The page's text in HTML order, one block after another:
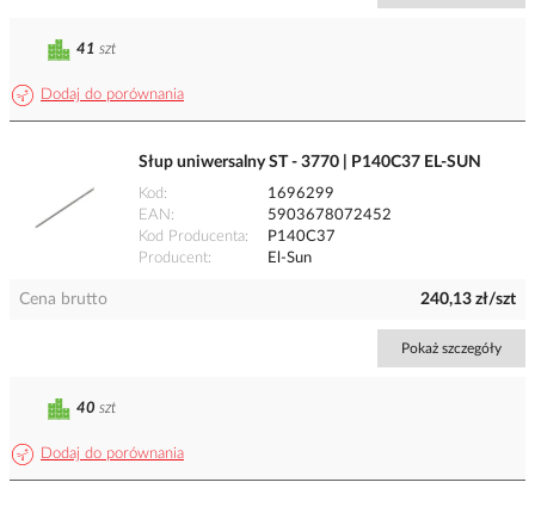
Dodaj do porównania
41 szt
Słup uniwersalny ST - 3770 | P140C37 EL-SUN
Kod
1696299
EAN
5903678072452
Kod Producenta
P140C37
Producent
El-Sun
Cena brutto 240,13 zł/szt
Pokaż szczegóły
Dodaj do porównania
40 szt